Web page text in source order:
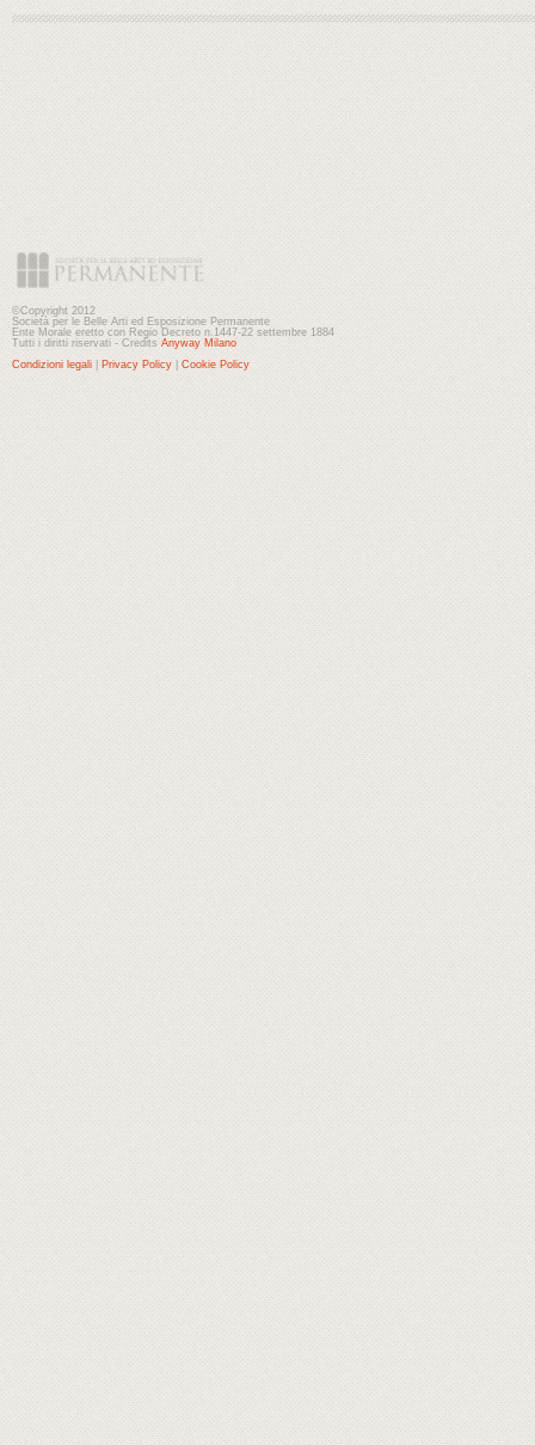
©Copyright 2012
Società per le Belle Arti ed Esposizione Permanente
Ente Morale eretto con Regio Decreto n.1447-22 settembre 1884
Tutti i diritti riservati - Credits Anyway Milano
Condizioni legali
Privacy Policy Cookie Policy